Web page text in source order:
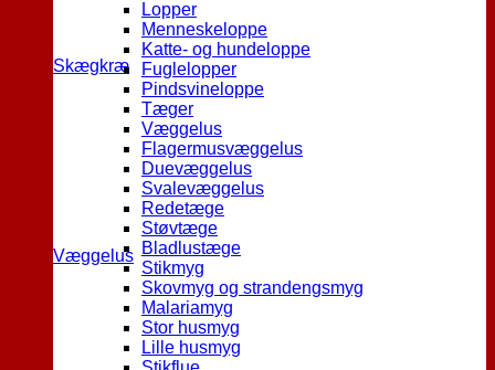
Skægkræ
Væggelus
Lopper
Menneskeloppe
Katte- og hundeloppe
Fuglelopper
Pindsvineloppe
Tæger
Væggelus
Flagermusvæggelus
Duevæggelus
Svalevæggelus
Redetæge
Støvtæge
Bladlustæge
Stikmyg
Skovmyg og strandengsmyg
Malariamyg
Stor husmyg
Lille husmyg